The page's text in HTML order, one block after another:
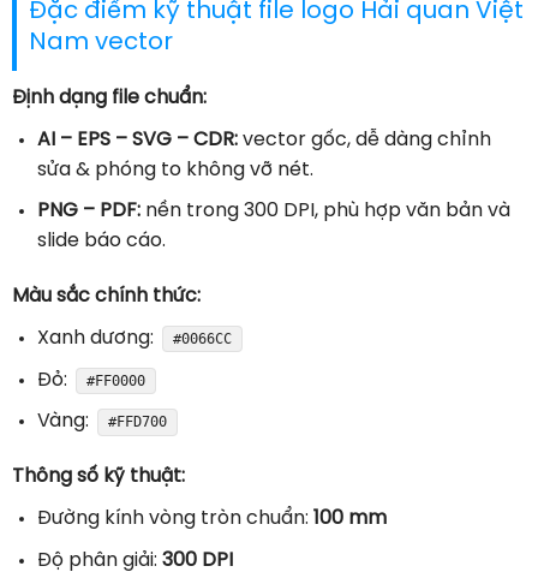
Đặc điểm kỹ thuật file logo Hải quan Việt
Nam vector
Định dạng file chuẩn:
AI – EPS – SVG – CDR:vector gốc, dễ dàng chỉnh
sửa & phóng to không vỡ nét.
PNG – PDF:nền trong 300 DPI, phù hợp văn bản và
slide báo cáo.
Màu sắc chính thức:
Xanh dương: #0066CC
Đỏ: #FF0000
Vàng: #FFD700
Thông số kỹ thuật:
Đường kính vòng tròn chuẩn: 100 mm
Độ phân giải: 300 DPI